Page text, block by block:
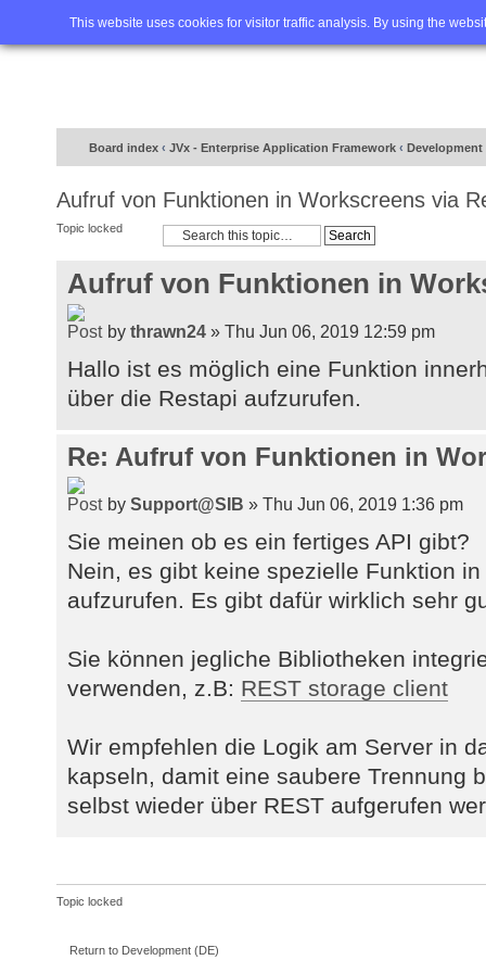
This website uses cookies for visitor traffic analysis. By using the
Home FAQ Advanced
Board index ‹ JVx - Enterprise Application Framework ‹ Development
Aufruf von Funktionen in Workscreens via
Topic locked
Aufruf von Funktionen in
by thrawn24 » Thu Jun 06, 2019 12:59 pm
Hallo ist es möglich eine Funktion
über die Restapi aufzurufen.
Re: Aufruf von Funktionen in
by Support@SIB » Thu Jun 06, 2019 1:36 pm
Sie meinen ob es ein fertiges API gibt?
Nein, es gibt keine spezielle Funktion
aufzurufen. Es gibt dafür wirklich sehr
Sie können jegliche Bibliotheken
verwenden, z.B: REST storage client
Wir empfehlen die Logik am Server in
kapseln, damit eine saubere Trennung
selbst wieder über REST aufgerufen
Topic locked
Return to Development (DE)